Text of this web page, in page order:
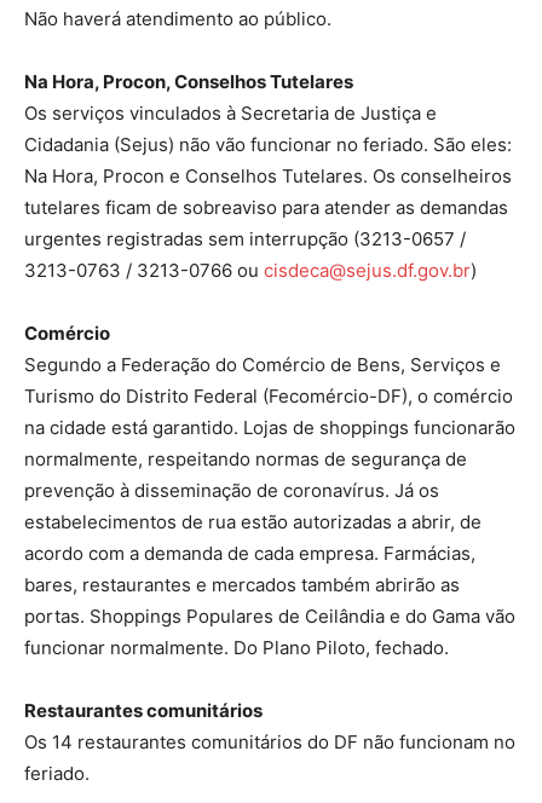
Não haverá atendimento ao público.
Na Hora, Procon, Conselhos Tutelares
Os serviços vinculados à Secretaria de Justiça e
Cidadania (Sejus) não vão funcionar no feriado. São eles:
Na Hora, Procon e Conselhos Tutelares. Os conselheiros
tutelares ficam de sobreaviso para atender as demandas
urgentes registradas sem interrupção (3213-0657 /
3213-0763 / 3213-0766 ou cisdeca@sejus.df.gov.br)
Comércio
Segundo a Federação do Comércio de Bens, Serviços e
Turismo do Distrito Federal (Fecomércio-DF), o comércio
na cidade está garantido. Lojas de shoppings funcionarão
normalmente, respeitando normas de segurança de
prevenção à disseminação de coronavírus. Já os
estabelecimentos de rua estão autorizadas a abrir, de
acordo com a demanda de cada empresa. Farmácias,
bares, restaurantes e mercados também abrirão as
portas. Shoppings Populares de Ceilândia e do Gama vão
funcionar normalmente. Do Plano Piloto, fechado.
Restaurantes comunitários
Os 14 restaurantes comunitários do DF não funcionam no
feriado.